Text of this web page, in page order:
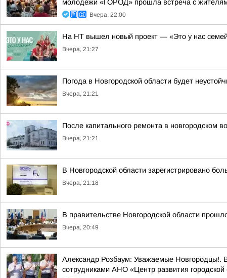
молодежи «ГОРОД» прошла встреча с
Вчера, 22:00
На НТ вышел новый проект — «Это у нас
Вчера, 21:27
Погода в Новгородской области будет
Вчера, 21:21
После капитального ремонта в новгородском
Вчера, 21:21
В Новгородской области зарегистрировано
Вчера, 21:18
В правительстве Новгородской области
Вчера, 20:49
Александр Розбаум: Уважаемые Новгородцы!.
сотрудниками АНО «Центр развития